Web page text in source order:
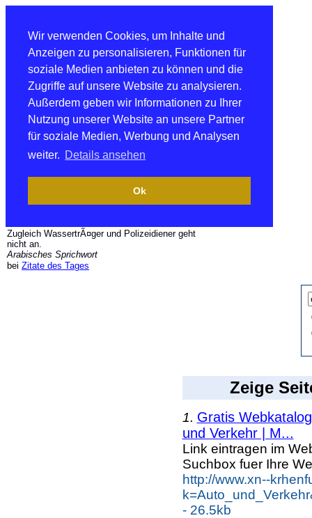
Wir verwenden Cookies, um Inhalte und
Anzeigen zu personalisieren, Funktionen für
soziale Medien anbieten zu können und die
Zugriffe auf unsere Website zu analysieren.
Außerdem geben wir Informationen zu Ihrer
Nutzung unserer Website an unsere Partner
für soziale Medien, Werbung und Analysen
weiter. Details ansehen
Ok
Zugleich WassertrÃ¤ger und Polizeidiener geht
nicht an.
Arabisches Sprichwort
bei Zitate des Tages
Zeige
1. Gratis
und Verkehr | M...
Link eintragen im
Suchbox fuer Ihre
http://www.xn--
- 26.5kb